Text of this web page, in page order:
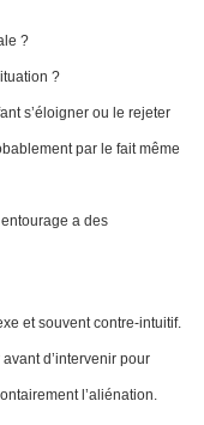
?
?
s’éloigner ou le rejeter
par le fait même
a des
et souvent contre-intuitif.
d’intervenir pour
l’aliénation.